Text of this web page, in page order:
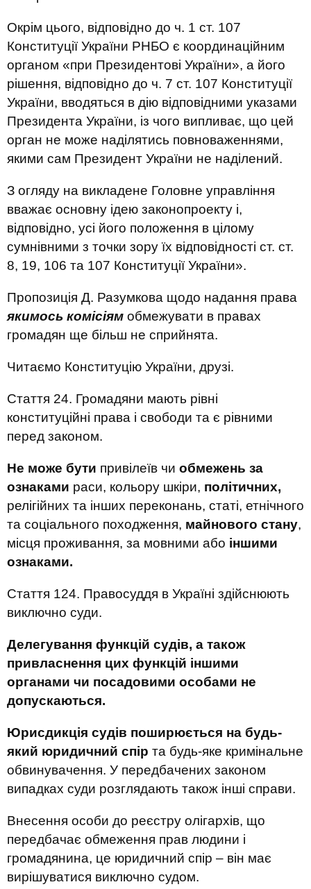
Окрім цього, відповідно до ч. 1 ст. 107
Конституції України РНБО є координаційним
органом «при Президентові України», а його
рішення, відповідно до ч. 7 ст. 107 Конституції
України, вводяться в дію відповідними указами
Президента України, із чого випливає, що цей
орган не може наділятись повноваженнями,
якими сам Президент України не наділений.
З огляду на викладене Головне управління
вважає основну ідею законопроекту і,
відповідно, усі його положення в цілому
сумнівними з точки зору їх відповідності ст. ст.
8, 19, 106 та 107 Конституції України».
Пропозиція Д. Разумкова щодо надання права
якимось комісіям обмежувати в правах
громадян ще більш не сприйнята.
Читаємо Конституцію України, друзі.
Стаття 24. Громадяни мають рівні
конституційні права і свободи та є рівними
перед законом.
Не може бути привілеїв чи обмежень за
ознаками раси, кольору шкіри, політичних,
релігійних та інших переконань, статі, етнічного
та соціального походження, майнового стану,
місця проживання, за мовними або іншими
ознаками.
Стаття 124. Правосуддя в Україні здійснюють
виключно суди.
Делегування функцій судів, а також
привласнення цих функцій іншими
органами чи посадовими особами не
допускаються.
Юрисдикція судів поширюється на будь-
який юридичний спір та будь-яке кримінальне
обвинувачення. У передбачених законом
випадках суди розглядають також інші справи.
Внесення особи до реєстру олігархів, що
передбачає обмеження прав людини і
громадянина, це юридичний спір – він має
вирішуватися виключно судом.